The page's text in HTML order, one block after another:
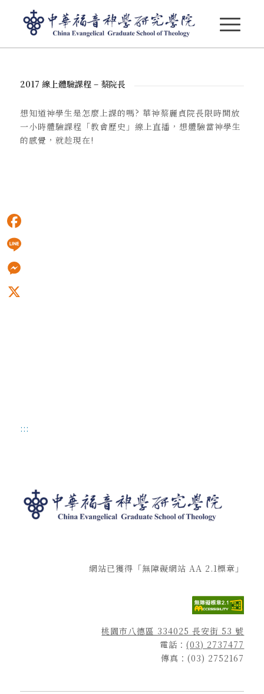
2017 線上體驗課程 – 蔡院長
想知道神學生是怎麼上課的嗎? 華神蔡麗貞院長限時開放
一小時體驗課程「教會歷史」線上直播，想體驗當神學生
的感覺，就趁現在!
:::
網站已獲得「無障礙網站 AA 2.1標章」
桃園市八德區 334025 長安街 53 號
電話：(03) 2737477
傳真：(03) 2752167
Facebook
Line
Messenger